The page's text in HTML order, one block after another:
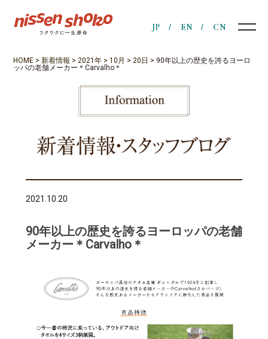
JP EN CN
HOME >新着情報 >2021年 >10月 >20日 > 90年以上の歴史を誇るヨーロ
ッパの老舗メーカー＊Carvalho＊
2021.10.20
90年以上の歴史を誇るヨーロッパの老舗
メーカー＊Carvalho＊